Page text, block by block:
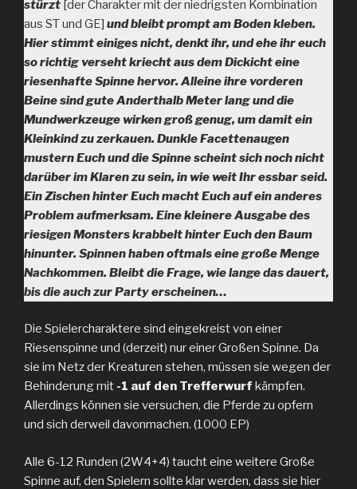
stürzt [der Charakter mit der niedrigsten Kombination
aus ST und GE] und bleibt prompt am Boden kleben.
Hier stimmt einiges nicht, denkt ihr, und ehe ihr euch
so richtig verseht kriecht aus dem Dickicht eine
riesenhafte Spinne hervor. Alleine ihre vorderen
Beine sind gute Anderthalb Meter lang und die
Mundwerkzeuge wirken groß genug, um damit ein
Kleinkind zu zerkauen. Dunkle Facettenaugen
mustern Euch und die Spinne scheint sich noch nicht
darüber im Klaren zu sein, in wie weit Ihr essbar seid.
Ein Zischen hinter Euch macht Euch auf ein anderes
Problem aufmerksam. Eine kleinere Ausgabe des
riesigen Monsters krabbelt hinter Euch den Baum
hinunter. Spinnen haben oftmals eine große Menge
Nachkommen. Bleibt die Frage, wie lange das dauert,
bis die auch zur Party erscheinen…
Die Spielercharaktere sind eingekreist von einer
Riesenspinne und (derzeit) nur einer Großen Spinne. Da
sie im Netz der Kreaturen stehen, müssen sie wegen der
Behinderung mit -1 auf den Trefferwurf kämpfen.
Allerdings können sie versuchen, die Pferde zu opfern
und sich derweil davonmachen. (1000 EP)
Alle 6-12 Runden (2W4+4) taucht eine weitere Große
Spinne auf, den Spielern sollte klar werden, dass sie hier